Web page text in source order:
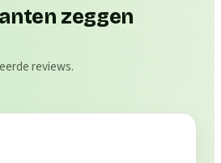
zeggen
reviews.